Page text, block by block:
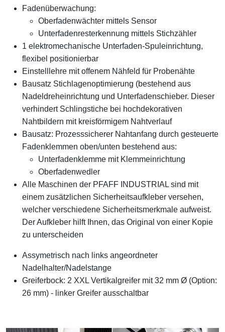
Fadenüberwachung:
Oberfadenwächter mittels Sensor
Unterfadenresterkennung mittels Stichzähler
1 elektromechanische Unterfaden-Spuleinrichtung,
flexibel positionierbar
Einstelllehre mit offenem Nähfeld für Probenähte
Bausatz Stichlagenoptimierung (bestehend aus
Nadeldreheinrichtung und Unterfadenschieber. Dieser
verhindert Schlingstiche bei hochdekorativen
Nahtbildern mit kreisförmigem Nahtverlauf
Bausatz: Prozesssicherer Nahtanfang durch gesteuerte
Fadenklemmen oben/unten bestehend aus:
Unterfadenklemme mit Klemmeinrichtung
Oberfadenwedler
Alle Maschinen der PFAFF INDUSTRIAL sind mit
einem zusätzlichen Sicherheitsaufkleber versehen,
welcher verschiedene Sicherheitsmerkmale aufweist.
Der Aufkleber hilft Ihnen, das Original von einer Kopie
zu unterscheiden
Assymetrisch nach links angeordneter
Nadelhalter/Nadelstange
Greiferbock: 2 XXL Vertikalgreifer mit 32 mm Ø (Option:
26 mm) - linker Greifer ausschaltbar